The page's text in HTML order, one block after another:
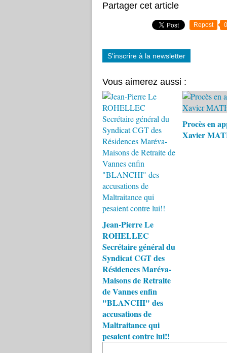
Partager cet article
Repost 0
S'inscrire à la newsletter
Vous aimerez aussi :
Jean-Pierre Le
ROHELLEC
Secrétaire général du
Syndicat CGT des
Résidences Maréva-
Maisons de Retraite
de Vannes enfin
"BLANCHI" des
accusations de
Maltraitance qui
pesaient contre lui!!
Procès en
Xavier